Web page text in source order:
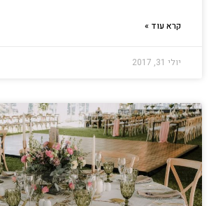
קרא עוד »
יולי 31, 2017